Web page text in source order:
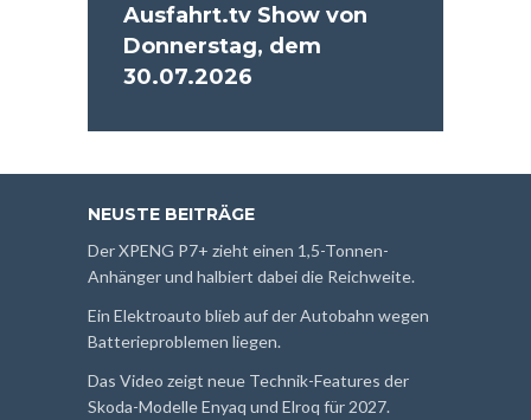
Ausfahrt.tv Show von
Donnerstag, dem
30.07.2026
NEUSTE BEITRÄGE
Der XPENG P7+ zieht einen 1,5-Tonnen-
Anhänger und halbiert dabei die Reichweite.
Ein Elektroauto blieb auf der Autobahn wegen
Batterieproblemen liegen.
Das Video zeigt neue Technik-Features der
Skoda-Modelle Enyaq und Elroq für 2027.